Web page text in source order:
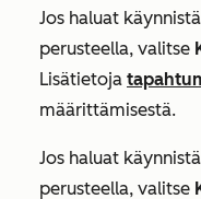
Jos haluat
perusteella, valitse
Lisätietoja
määrittämisestä.
Jos haluat
perusteella, valitse